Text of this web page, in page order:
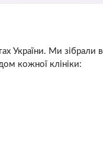
України. Ми зібрали
кожної клініки: